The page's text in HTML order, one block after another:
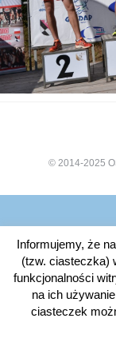
© 2014-2025
Informujemy, że
(tzw. ciasteczka)
funkcjonalności
na ich
ciasteczek